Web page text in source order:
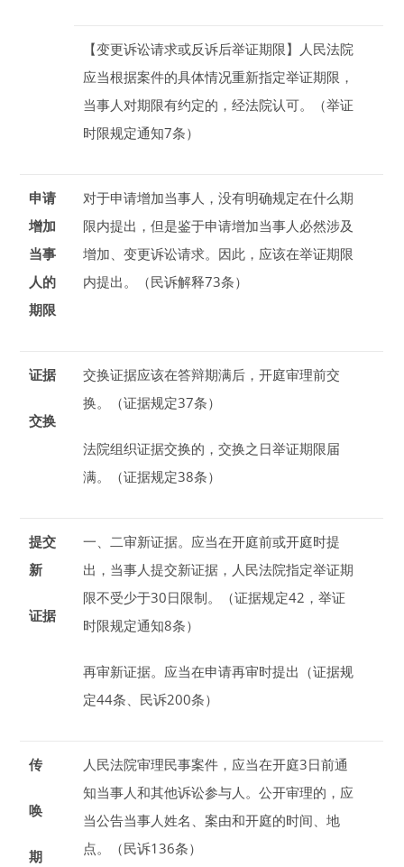
【变更诉讼请求或反诉后举证期限】 人民法院
应当根据案件的具体情况重新指定举证期限，
当事人对期限有约定的，经法院认可。（举证
时限规定通知7条）
申请
增加
当事
人的
期限
对于申请增加当事人，没有明确规定在什么期
限内提出，但是鉴于申请增加当事人必然涉及
增加、变更诉讼请求。因此，应该在举证期限
内提出。（民诉解释73条）
证据
交换
交换证据应该在答辩期满后，开庭审理前交
换。（证据规定37条）
法院组织证据交换的，交换之日举证期限届
满。（证据规定38条）
提交
新
证据
一、二审新证据。 应当在开庭前或开庭时提
出，当事人提交新证据，人民法院指定举证期
限不受少于30日限制。（证据规定42，举证
时限规定通知8条）
再审新证据。 应当在申请再审时提出（证据规
定44条、民诉200条）
传
唤
期
人民法院审理民事案件，应当在开庭3日前通
知当事人和其他诉讼参与人。公开审理的，应
当公告当事人姓名、案由和开庭的时间、地
点。（民诉136条）